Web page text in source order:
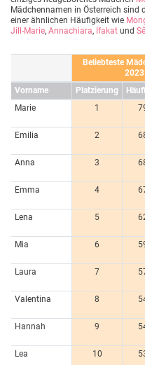
Mädchennamen in Österreich sind
einer ähnlichen Häufigkeit wie
Jill-Marie, Annachiara, Ifakat und
Beliebteste
2023
Vorname
Platzierung
Marie
1
Emilia
2
Anna
3
Emma
4
Lena
5
Mia
6
Laura
7
Valentina
8
Hannah
9
Lea
10